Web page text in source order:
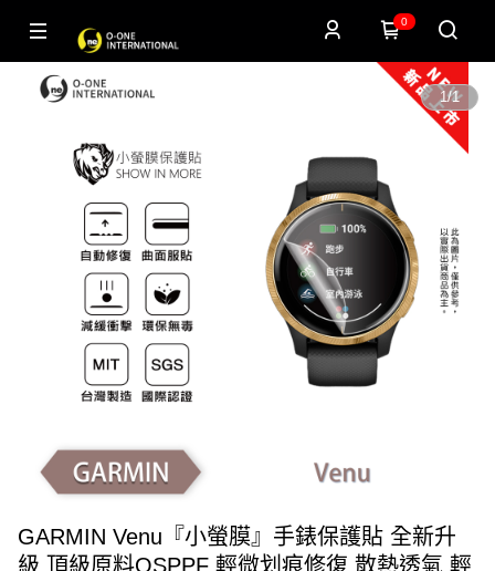
0
1/1
GARMIN Venu『小螢膜』手錶保護貼 全新升
級 頂級原料OSPPF 輕微划痕修復 散熱透氣 輕